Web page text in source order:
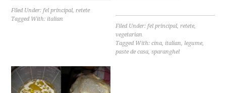
Filed Under:fel principal,retete
Tagged With: italian
Filed Under:fel principal,retete,
vegetarian
Tagged With:cina, italian, legume,
paste de casa,sparanghel